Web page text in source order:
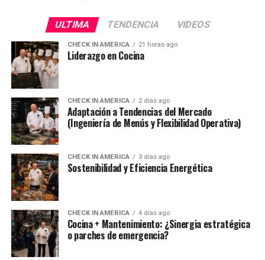
ULTIMA TENDENCIA VIDEOS
CHECK IN AMERICA 21 horas ago
Liderazgo en Cocina
CHECK IN AMERICA 2 días ago
Adaptación a Tendencias del Mercado
(Ingeniería de Menús y Flexibilidad Operativa)
CHECK IN AMERICA 3 días ago
Sostenibilidad y Eficiencia Energética
CHECK IN AMERICA 4 días ago
Cocina + Mantenimiento: ¿Sinergia estratégica
o parches de emergencia?